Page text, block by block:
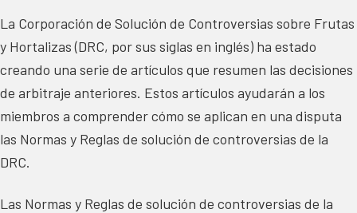
La Corporación de Solución de Controversias sobre Frutas
y Hortalizas (DRC, por sus siglas en inglés) ha estado
creando una serie de artículos que resumen las decisiones
de arbitraje anteriores. Estos artículos ayudarán a los
miembros a comprender cómo se aplican en una disputa
las Normas y Reglas de solución de controversias de la
DRC.
Las Normas y Reglas de solución de controversias de la